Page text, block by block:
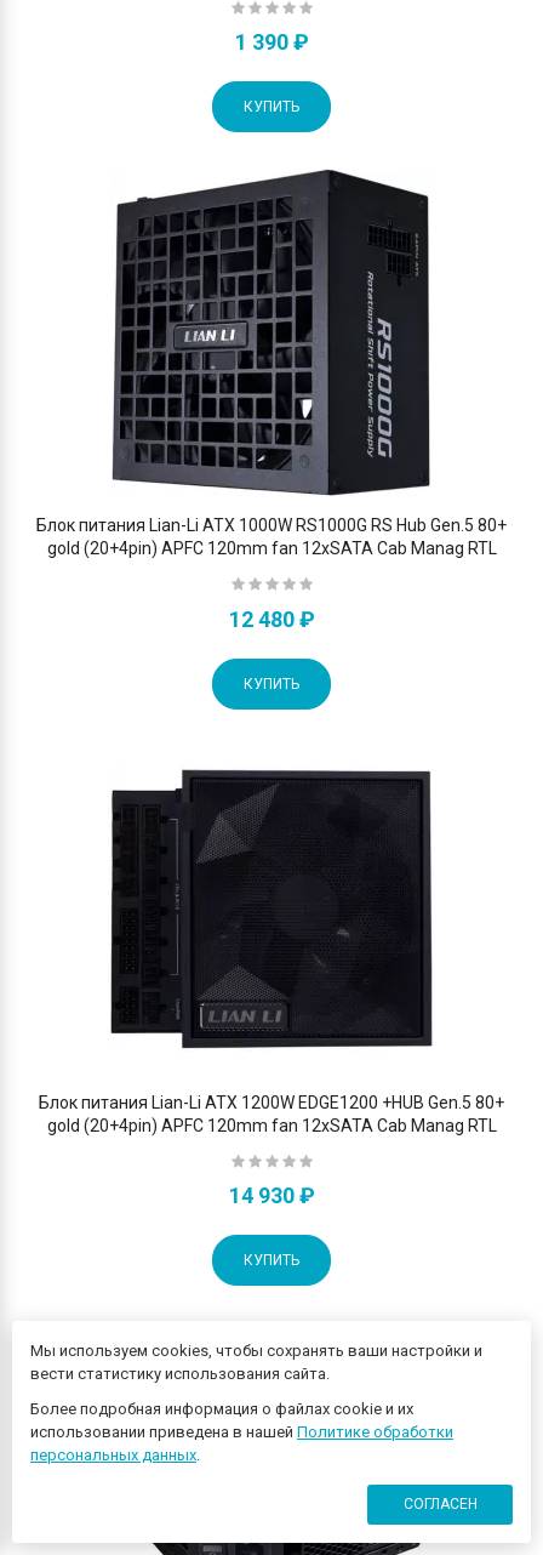
1 390 ₽
КУПИТЬ
Блок питания Lian-Li ATX 1000W RS1000G RS Hub Gen.5 80+
gold (20+4pin) APFC 120mm fan 12xSATA Cab Manag RTL
12 480 ₽
КУПИТЬ
Блок питания Lian-Li ATX 1200W EDGE1200 +HUB Gen.5 80+
gold (20+4pin) APFC 120mm fan 12xSATA Cab Manag RTL
14 930 ₽
КУПИТЬ
Мы используем cookies, чтобы сохранять ваши настройки и
вести статистику использования сайта.
Более подробная информация о файлах cookie и их
использовании приведена в нашей Политике обработки
персональных данных.
СОГЛАСЕН